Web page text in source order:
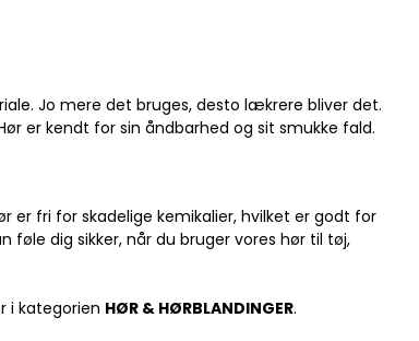
Jo mere det bruges, desto lækrere bliver det.
er kendt for sin åndbarhed og sit smukke fald.
er fri for skadelige kemikalier, hvilket er godt for
føle dig sikker, når du bruger vores hør til tøj,
i kategorien HØR & HØRBLANDINGER.